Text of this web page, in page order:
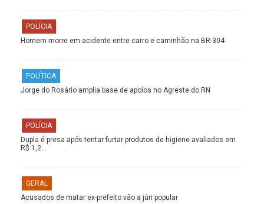
POLÍCIA
Homem morre em acidente entre carro e caminhão na BR-304
POLÍTICA
Jorge do Rosário amplia base de apoios no Agreste do RN
POLÍCIA
Dupla é presa após tentar furtar produtos de higiene avaliados em
R$ 1,2…
GERAL
Acusados de matar ex-prefeito vão a júri popular